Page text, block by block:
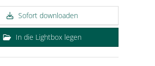
Sofort downloaden
In die Lightbox legen